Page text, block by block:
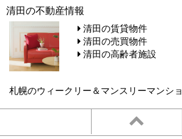
清田の不動産情報
清田の賃貸物件
清田の売買物件
清田の高齢者施設
札幌のウィークリー＆マンスリーマンシ